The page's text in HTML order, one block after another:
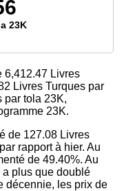
23K
6,412.47 Livres
Livres Turques par
par tola 23K,
23K.
de 127.08 Livres
rapport à hier. Au
de 49.40%. Au
plus que doublé
décennie, les prix de